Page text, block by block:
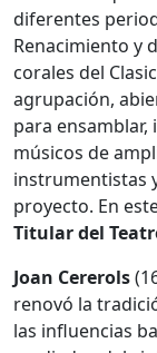
diferentes
Renacimiento y
corales del
agrupación,
para
músicos de
instrumentistas
proyecto. En
Titular del
Joan Cererols
renovó la
las influencias